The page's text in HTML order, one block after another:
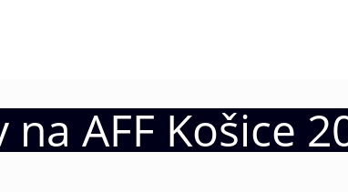
AFF Košice